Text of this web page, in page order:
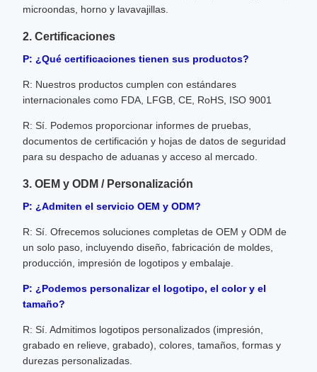
microondas, horno y lavavajillas.
2. Certificaciones
P: ¿Qué certificaciones tienen sus productos?
R: Nuestros productos cumplen con estándares
internacionales como FDA, LFGB, CE, RoHS, ISO 9001
R: Sí. Podemos proporcionar informes de pruebas,
documentos de certificación y hojas de datos de seguridad
para su despacho de aduanas y acceso al mercado.
3. OEM y ODM / Personalización
P: ¿Admiten el servicio OEM y ODM?
R: Sí. Ofrecemos soluciones completas de OEM y ODM de
un solo paso, incluyendo diseño, fabricación de moldes,
producción, impresión de logotipos y embalaje.
P: ¿Podemos personalizar el logotipo, el color y el
tamaño?
R: Sí. Admitimos logotipos personalizados (impresión,
grabado en relieve, grabado), colores, tamaños, formas y
durezas personalizadas.